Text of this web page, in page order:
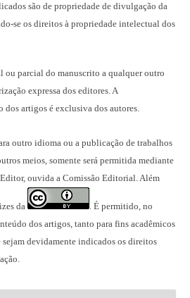
são de propriedade de divulgação da
se os direitos à propriedade intelectual dos
ou parcial do manuscrito a qualquer outro
expressa dos editores. A
dos artigos é exclusiva dos autores.
outro idioma ou a publicação de trabalhos
meios, somente será permitida mediante
ouvida a Comissão Editorial. Além
da
É permitido, no
dos artigos, tanto para fins acadêmicos
devidamente indicados os direitos